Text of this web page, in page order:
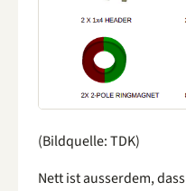
(Bildquelle: TDK)
Nett ist ausserdem,